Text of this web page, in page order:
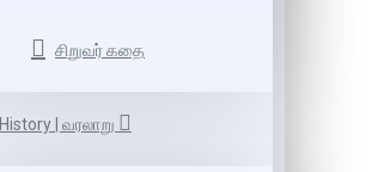
சிறுவர் கதை
History | வரலாறு